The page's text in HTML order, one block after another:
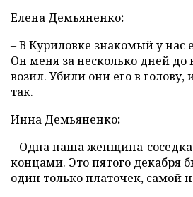
Елена Демьяненко:
– В Куриловке знакомый у нас
Он меня за несколько дней до
возил. Убили они его в голову,
так.
Инна Демьяненко:
– Одна наша женщина-
концами. Это пятого декабря
один только платочек, самой